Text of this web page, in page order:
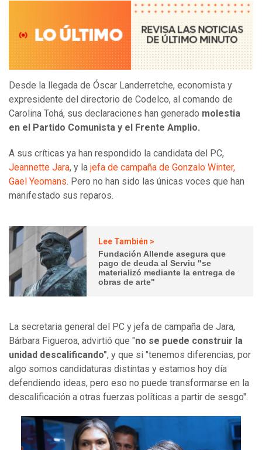
Desde la llegada de Óscar Landerretche, economista y
expresidente del directorio de Codelco, al comando de
Carolina Tohá, sus declaraciones han generado molestia
en el Partido Comunista y el Frente Amplio.
A sus críticas ya han respondido la candidata del PC,
Jeannette Jara, y la jefa de campaña de Gonzalo Winter,
Gael Yeomans. Pero no han sido las únicas voces que han
manifestado sus reparos.
Lee También >
Fundación Allende asegura que
pago de deuda al Serviu "se
materializó mediante la entrega de
obras de arte"
La secretaria general del PC y jefa de campaña de Jara,
Bárbara Figueroa, advirtió que "no se puede construir la
unidad descalificando", y que si "tenemos diferencias, por
algo somos candidaturas distintas y estamos hoy día
defendiendo ideas, pero eso no puede transformarse en la
descalificación a otras fuerzas políticas a partir de sesgo".